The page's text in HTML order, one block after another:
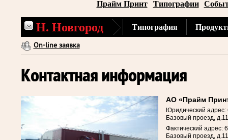
Прайм Принт Типографии
Н. Новгород Типография
On-line заявка
Контактная информация
АО «Прайм
Юридический адрес:
Базовый проезд, д.11
Фактический адрес:
Базовый проезд, д.11